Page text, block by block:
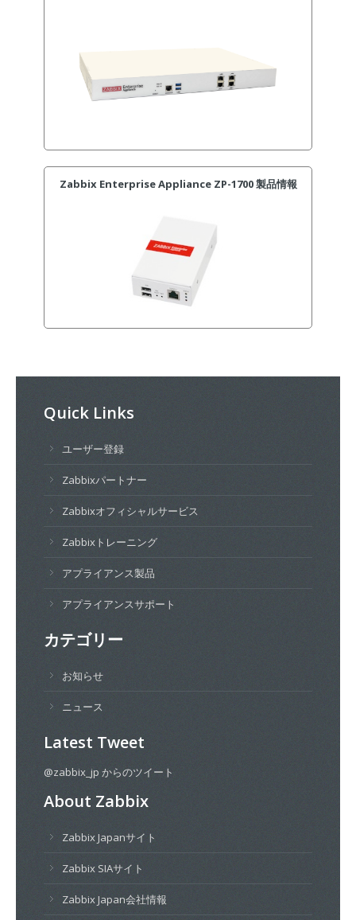
Zabbix Enterprise Appliance ZP-1700 製品情報
Quick Links
ユーザー登録
Zabbixパートナー
Zabbixオフィシャルサービス
Zabbixトレーニング
アプライアンス製品
アプライアンスサポート
カテゴリー
お知らせ
ニュース
Latest Tweet
@zabbix_jp からのツイート
About Zabbix
Zabbix Japanサイト
Zabbix SIAサイト
Zabbix Japan会社情報